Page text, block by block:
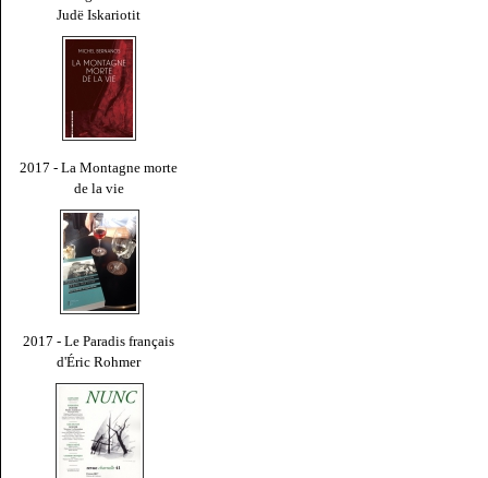
Judë Iskariotit
2017 - La Montagne morte
de la vie
2017 - Le Paradis français
d'Éric Rohmer